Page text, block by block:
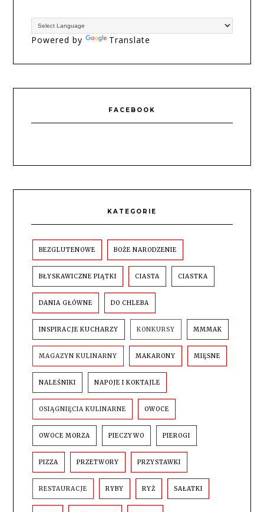
Powered by Translate
FACEBOOK
KATEGORIE
BEZGLUTENOWE BOŻE NARODZENIE
BŁYSKAWICZNE PIĄTKI CIASTA CIASTKA
DANIA GŁÓWNE DO CHLEBA
INSPIRACJE KUCHARZY KONKURSY MMMAK
MAGAZYN KULINARNY MAKARONY MIĘSNE
NALEŚNIKI NAPOJE I KOKTAJLE
OSIĄGNIĘCIA KULINARNE OWOCE
OWOCE MORZA PIECZYWO PIEROGI
PIZZA PRZETWORY PRZYSTAWKI
RESTAURACJE RYBY RYŻ SAŁATKI